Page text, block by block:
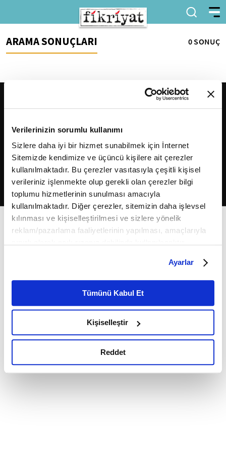
Verilerinizin sorumlu kullanımı
Sizlere daha iyi bir hizmet sunabilmek için İnternet
Sitemizde kendimize ve üçüncü kişilere ait çerezler
kullanılmaktadır. Bu çerezler vasıtasıyla çeşitli kişisel
verileriniz işlenmekte olup gerekli olan çerezler bilgi
toplumu hizmetlerinin sunulması amacıyla
kullanılmaktadır. Diğer çerezler, sitemizin daha işlevsel
kılınması ve kişiselleştirilmesi ve sizlere yönelik
reklam/pazarlama faaliyetlerinin yapılması, amaçlarıyla
belirleyebilirsiniz. Çerezlere ilişkin detaylı bilgi için
Ayarlar butonuna tıklayabilir,Çerez Bilgilendirme
Metnimizi ziyaret edebilirsiniz.
6698 sayılı Kişisel Verilerin Korunması Kanunu uyarınca
okumak ve sitemizi ziyaretiniz kapsamında
gerçekleştirilen veri işleme faaliyetleri ile ilgili daha
detaylı bilgi almak için lütfentıklayınız.
Ayarlar
Tümünü Kabul Et
Kişiselleştir
Reddet
ARAMA SONUÇLARI 0 SONUÇ
2026Fikriyat. Tüm hakları saklıdır.